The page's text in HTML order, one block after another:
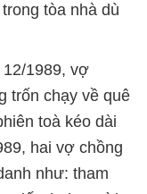
tòa nhà dù
1989, vợ
trốn chạy về quê
toà kéo dài
hai vợ chồng
như: tham